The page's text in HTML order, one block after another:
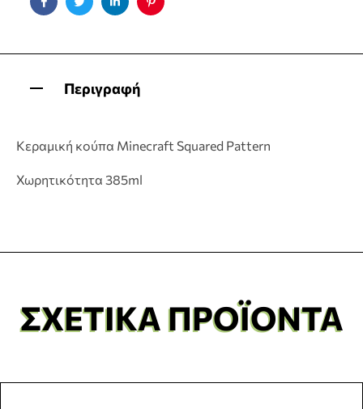
FacebookTwitterLinkedinPinterest
Περιγραφή
Κεραμική κούπα Minecraft Squared Pattern
Χωρητικότητα 385ml
ΣΧΕΤΙΚΆ ΠΡΟΪΌΝΤΑ